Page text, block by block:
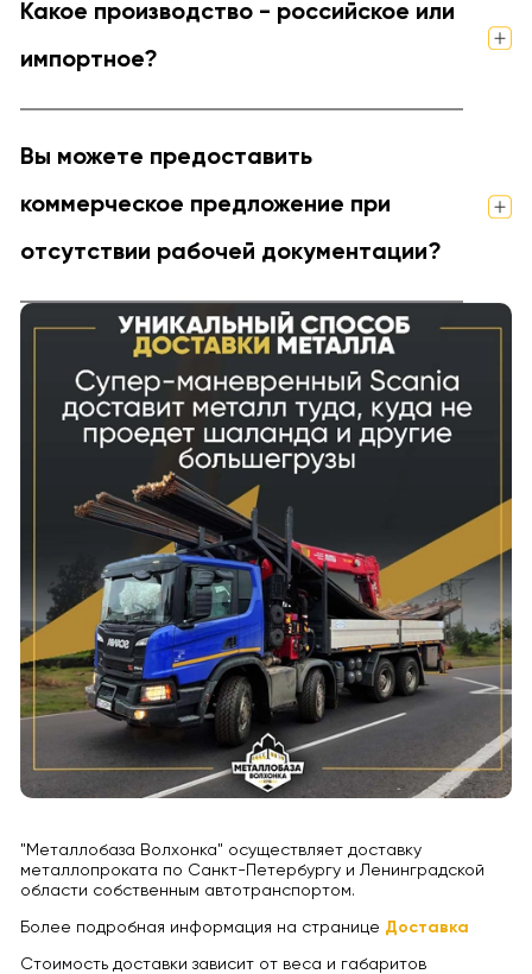
Какое производство - российское или
импортное?
Вы можете предоставить
коммерческое предложение при
отсутствии рабочей документации?
"Металлобаза Волхонка" осуществляет доставку
металлопроката по Санкт-Петербургу и Ленинградской
области собственным автотранспортом.
Более подробная информация на странице Доставка
Стоимость доставки зависит от веса и габаритов